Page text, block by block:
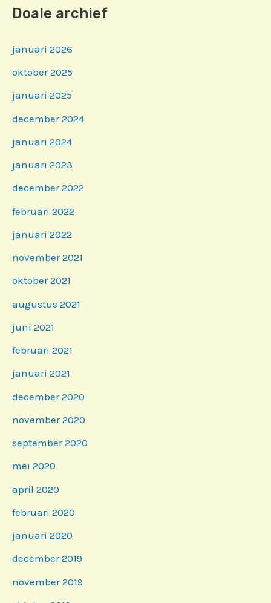
Doale archief
januari 2026
oktober 2025
januari 2025
december 2024
januari 2024
januari 2023
december 2022
februari 2022
januari 2022
november 2021
oktober 2021
augustus 2021
juni 2021
februari 2021
januari 2021
december 2020
november 2020
september 2020
mei 2020
april 2020
februari 2020
januari 2020
december 2019
november 2019